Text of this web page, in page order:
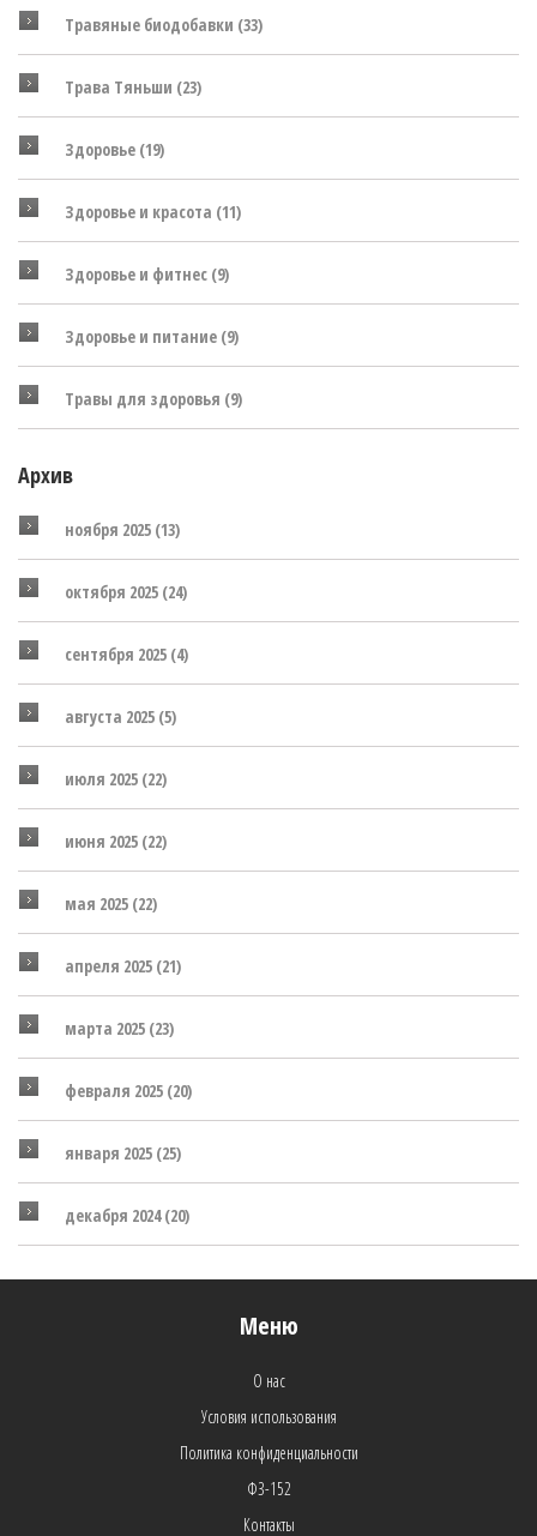
Травяные биодобавки (33)
Трава Тяньши (23)
Здоровье (19)
Здоровье и красота (11)
Здоровье и фитнес (9)
Здоровье и питание (9)
Травы для здоровья (9)
Архив
ноября 2025 (13)
октября 2025 (24)
сентября 2025 (4)
августа 2025 (5)
июля 2025 (22)
июня 2025 (22)
мая 2025 (22)
апреля 2025 (21)
марта 2025 (23)
февраля 2025 (20)
января 2025 (25)
декабря 2024(20)
Меню
О нас
Условия использования
Политика конфиденциальности
ФЗ-152
Контакты